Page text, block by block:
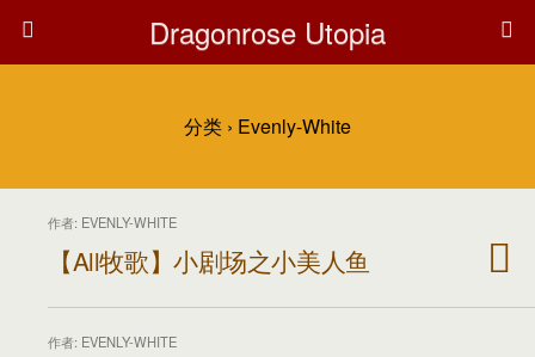
Dragonrose Utopia
分类 › Evenly-White
作者: EVENLY-WHITE
【All牧歌】小剧场之小美人鱼
作者: EVENLY-WHITE